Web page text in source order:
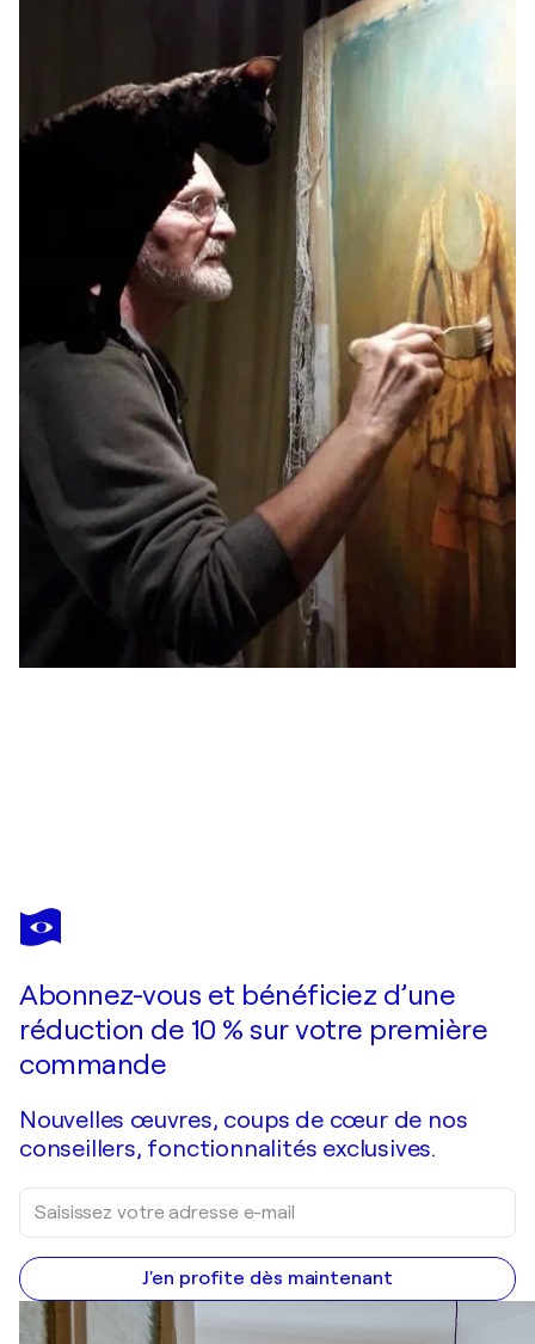
OLEG RADVAN
Ira
Abonnez-vous et bénéficiez d’une
réduction de 10 % sur votre première
commande
Nouvelles œuvres, coups de cœur de nos
conseillers, fonctionnalités exclusives.
J'en profite dès maintenant